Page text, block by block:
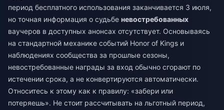
период бесплатного использования заканчивается 3 июля,
но точная информация о судьбе невостребованных
ваучеров в доступных анонсах отсутствует. Основываясь
на стандартной механике событий Honor of Kings и
наблюдениях сообщества за прошлые сезоны,
невостребованные награды за вход обычно сгорают по
истечении срока, а не конвертируются автоматически.
Относитесь к этому как к правилу: «забери или
потеряешь». Не стоит рассчитывать на льготный период,